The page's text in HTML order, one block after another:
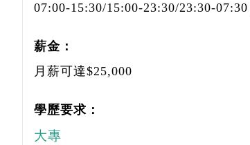
07:00-15:30/15:00-23:30/23:30-
薪金：
月薪可達$25,000
學歷要求：
大專